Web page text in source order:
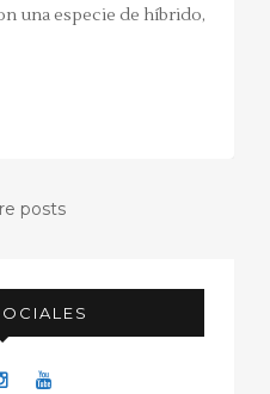
una especie de híbrido,
posts